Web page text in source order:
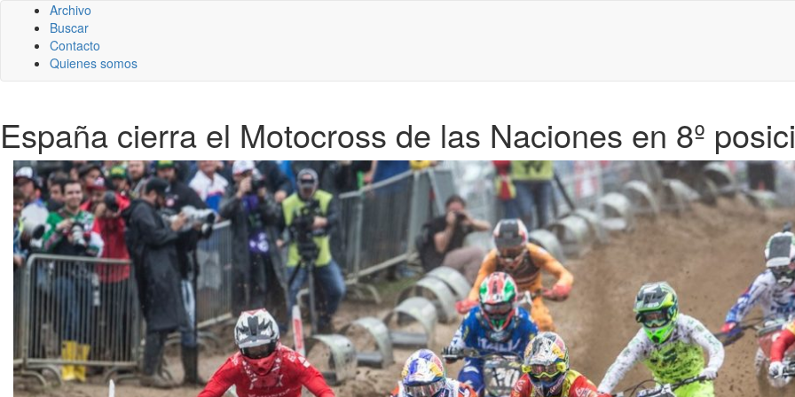
Archivo
Buscar
Contacto
Quienes somos
España cierra el Motocross de las Naciones en 8º